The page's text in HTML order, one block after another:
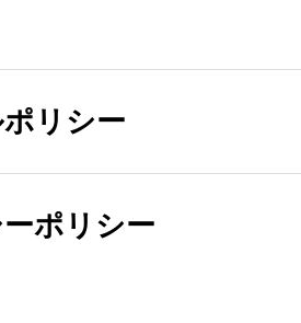
リシー
ポリシー